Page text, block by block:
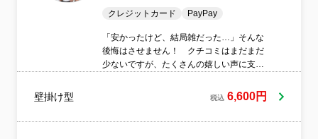
クレジットカード
PayPay
「安かったけど、結局雑だった…」そんな
後悔はさせません！ クチコミはまだまだ
少ないですが、たくさんの嬉しい声に支え
「困った！」を「頼んでよかった！」へ―
笑顔の輪を広げていきたいと考えています
壁掛け型 税込 6,600円